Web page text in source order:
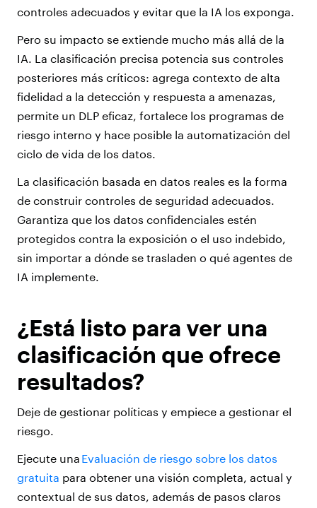
controles adecuados y evitar que la IA los exponga.
Pero su impacto se extiende mucho más allá de la
IA. La clasificación precisa potencia sus controles
posteriores más críticos: agrega contexto de alta
fidelidad a la detección y respuesta a amenazas,
permite un DLP eficaz, fortalece los programas de
riesgo interno y hace posible la automatización del
ciclo de vida de los datos.
La clasificación basada en datos reales es la forma
de construir controles de seguridad adecuados.
Garantiza que los datos confidenciales estén
protegidos contra la exposición o el uso indebido,
sin importar a dónde se trasladen o qué agentes de
IA implemente.
¿Está listo para ver una
clasificación que ofrece
resultados?
Deje de gestionar políticas y empiece a gestionar el
riesgo.
Ejecute una Evaluación de riesgo sobre los datos
gratuita para obtener una visión completa, actual y
contextual de sus datos, además de pasos claros